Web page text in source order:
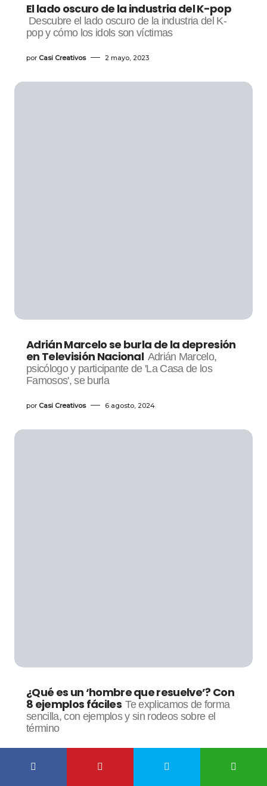
El lado oscuro de la industria del K-pop
Descubre el lado oscuro de la industria del K-
pop y cómo los idols son víctimas
por Casi Creativos 2 mayo, 2023
Adrián Marcelo se burla de la depresión
en Televisión Nacional Adrián Marcelo,
psicólogo y participante de 'La Casa de los
Famosos', se burla
por Casi Creativos 6 agosto, 2024
¿Qué es un ‘hombre que resuelve’? Con
8 ejemplos fáciles Te explicamos de forma
sencilla, con ejemplos y sin rodeos sobre el
término